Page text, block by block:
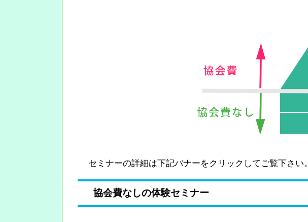
セミナーの詳細は下記バナーをクリックしてご覧下さい。
協会費なしの体験セミナー